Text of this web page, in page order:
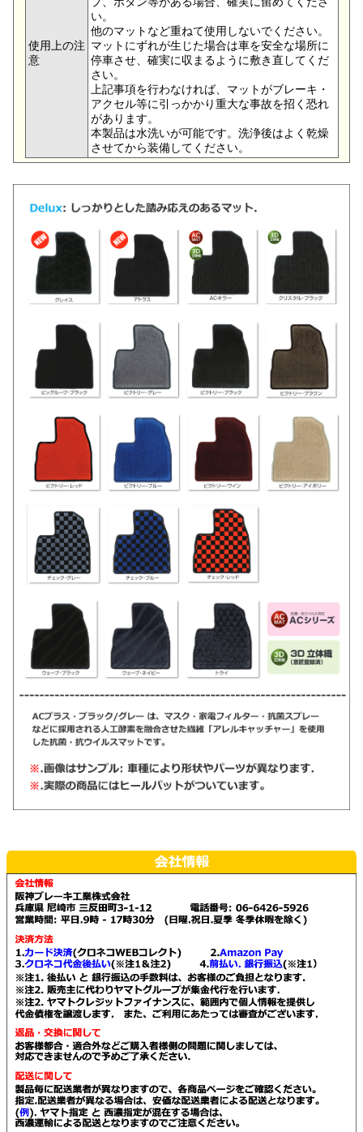
使用上の注
意
い。
他のマットなど重ねて使用しないでください。
マットにずれが生じた場合は車を安全な場所に
停車させ、確実に収まるように敷き直してくだ
さい。
上記事項を行わなければ、マットがブレーキ・
アクセル等に引っかかり重大な事故を招く恐れ
があります。
本製品は水洗いが可能です。洗浄後はよく乾燥
させてから装備してください。